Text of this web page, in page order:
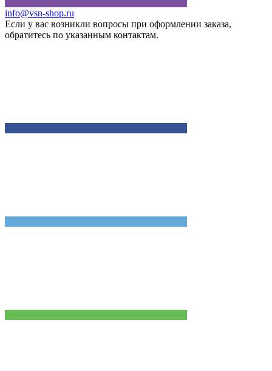
info@vsn-shop.ru
Если у вас возникли вопросы при оформлении заказа,
обратитесь по указанным контактам.